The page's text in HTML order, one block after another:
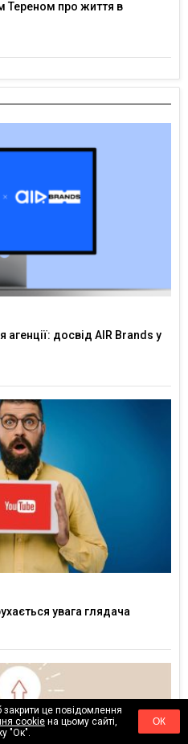
про життя в
досвід AIR Brands у
увага глядача
це повідомлення
cookieна цьому сайті,
"Ок".
ОК